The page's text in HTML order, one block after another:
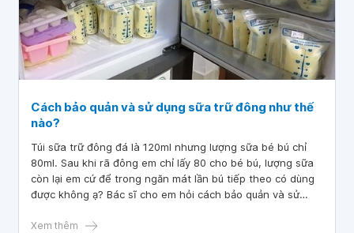
Cách bảo quản và sử dụng sữa trữ đông như thế
nào?
Túi sữa trữ đông đá là 120ml nhưng lượng sữa bé bú chỉ
80ml. Sau khi rã đông em chỉ lấy 80 cho bé bú, lượng sữa
còn lại em cứ để trong ngăn mát lần bú tiếp theo có dùng
được không ạ? Bác sĩ cho em hỏi cách bảo quản và sử
Em cảm ơn bác sĩ.
Xem thêm